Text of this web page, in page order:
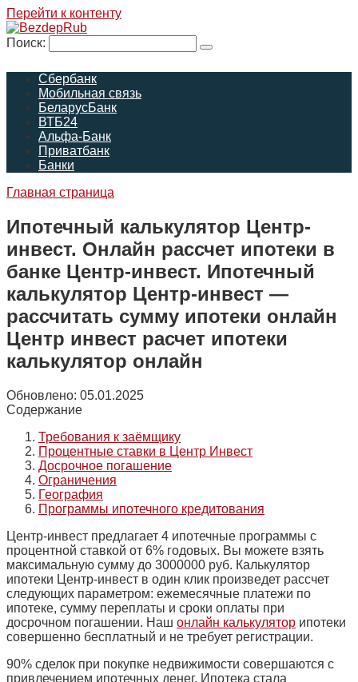
Перейти к контенту
Поиск:
Сбербанк
Мобильная связь
БеларусБанк
ВТБ24
Альфа-Банк
Приватбанк
Банки
Главная страница
Ипотечный калькулятор Центр-
инвест. Онлайн рассчет ипотеки в
банке Центр-инвест. Ипотечный
калькулятор Центр-инвест —
рассчитать сумму ипотеки онлайн
Центр инвест расчет ипотеки
калькулятор онлайн
Обновлено: 05.01.2025
Содержание
Требования к заёмщику
Процентные ставки в Центр Инвест
Досрочное погашение
Ограничения
География
Программы ипотечного кредитования
Центр-инвест предлагает 4 ипотечные программы с
процентной ставкой от 6% годовых. Вы можете взять
максимальную сумму до 3000000 руб. Калькулятор
ипотеки Центр-инвест в один клик произведет рассчет
следующих параметром: ежемесячные платежи по
ипотеке, сумму переплаты и сроки оплаты при
досрочном погашении. Наш онлайн калькулятор ипотеки
совершенно бесплатный и не требует регистрации.
90% сделок при покупке недвижимости совершаются с
привлечением ипотечных денег. Ипотека стала